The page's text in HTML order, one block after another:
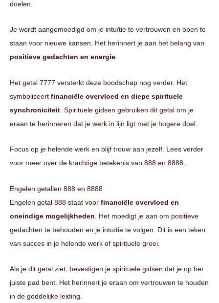
doelen.
Je wordt aangemoedigd om je intuïtie te vertrouwen en open te
staan voor nieuwe kansen. Het herinnert je aan het belang van
positieve gedachten en energie.
Het getal 7777 versterkt deze boodschap nog verder. Het
symboliseert financiële overvloed en diepe spirituele
synchroniciteit . Spirituele gidsen gebruiken dit getal om je
eraan te herinneren dat je werk in lijn ligt met je hogere doel.
Focus op je helende werk en blijf trouw aan jezelf. Lees verder
voor meer over de krachtige betekenis van 888 en 8888.
Engelen getallen 888 en 8888
Engelen getal 888 staat voor financiële overvloed en
oneindige mogelijkheden . Het moedigt je aan om positieve
gedachten te behouden en je intuïtie te volgen. Dit is een teken
van succes in je helende werk of spirituele groei.
Als je dit getal ziet, bevestigen je spirituele gidsen dat je op het
juiste pad bent. Het herinnert je eraan om vertrouwen te houden
in de goddelijke leiding.